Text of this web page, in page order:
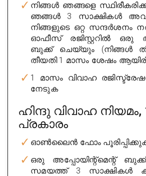
Sreenidhi
City : banglore
Experience : 12
Rating 4/5
നിങ്ങൾ ഞങ്ങളെ
ഞങ്ങൾ 3 സാക്ഷികൾ
നിങ്ങളുടെ ഒറ്റ സന്ദർശനം
ഓഫീസ് രജിസ്റ്ററിൽ ഒരു
ബുക്ക് ചെയ്യും (നിങ്ങൾ
തീയതി 1 മാസം ശേഷം
1 മാസം വിവാഹ
നേടുക
ഹിന്ദു വിവാഹ നിയമം,
പ്രകാരം
ഓൺലൈൻ ഫോം
ഒരു അപ്പോയിന്റ്മെന്റ്
സമയത്ത് 3 സാക്ഷികൾ